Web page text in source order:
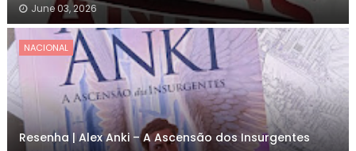
June 03, 2026
NACIONAL
Resenha | Alex Anki – A Ascensão dos Insurgentes